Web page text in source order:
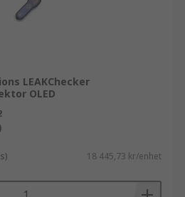
LEAKChecker
OLED
18 445,73 kr/enhet